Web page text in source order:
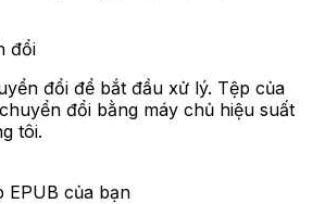
đổi
đổi để bắt đầu xử lý. Tệp của
đổi bằng máy chủ hiệu suất
tôi.
EPUB của bạn